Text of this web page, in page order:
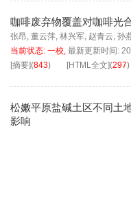
咖啡废弃物覆盖对咖啡光
张昂, 董云萍, 林兴军, 赵青云, 孙
当前状态: 一校, 最新更新时间:
[摘要](843) [HTML全文](297)
松嫩平原盐碱土区不同土
影响